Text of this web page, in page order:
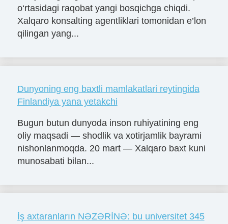
o‘rtasidagi raqobat yangi bosqichga chiqdi.
Xalqaro konsalting agentliklari tomonidan e’lon
qilingan yang...
Dunyoning eng baxtli mamlakatlari reytingida
Finlandiya yana yetakchi
Bugun butun dunyoda inson ruhiyatining eng
oliy maqsadi — shodlik va xotirjamlik bayrami
nishonlanmoqda. 20 mart — Xalqaro baxt kuni
munosabati bilan...
İş axtaranların NƏZƏRİNƏ: bu universitet 345